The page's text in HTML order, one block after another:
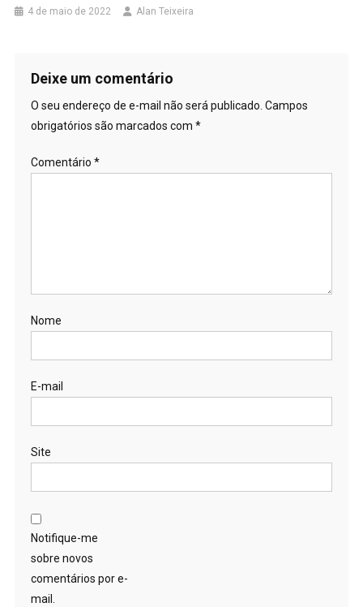
4 de maio de 2022 Alan Teixeira
Deixe um comentário
O seu endereço de e-mail não será publicado. Campos
obrigatórios são marcados com *
Comentário *
Nome
E-mail
Site
Notifique-me
sobre novos
comentários por e-
mail.